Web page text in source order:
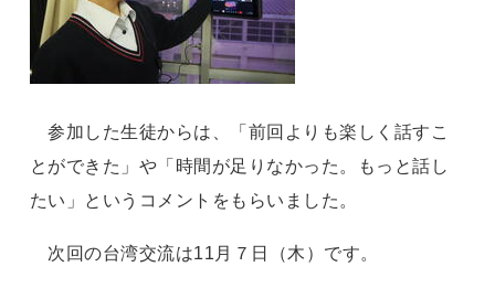
参加した生徒からは、「前回よりも楽しく話すこ
とができた」や「時間が足りなかった。もっと話し
たい」というコメントをもらいました。
次回の台湾交流は11月７日（木）です。